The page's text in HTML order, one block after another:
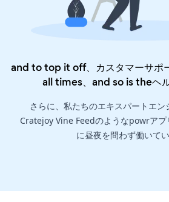
and to top it off、カスタマーサポ
all times、and so is theヘ
さらに、私たちのエキスパートエン
Cratejoy Vine Feedのようなpowrアプ
に昼夜を問わず働いてい